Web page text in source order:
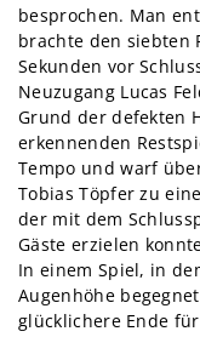
besprochen. Man
brachte den siebten
Sekunden vor
Neuzugang Lucas
Grund der defekten
erkennenden
Tempo und warf
Tobias Töpfer zu
der mit dem
Gäste erzielen
In einem Spiel, in
Augenhöhe
glücklichere Ende